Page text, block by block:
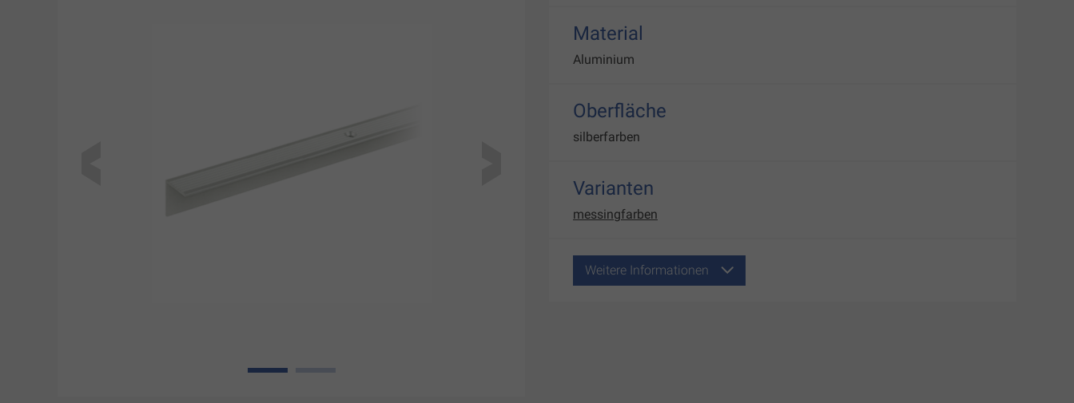
1
Material
Aluminium
Oberfläche
silberfarben
Varianten
messingfarben
Weitere Informationen